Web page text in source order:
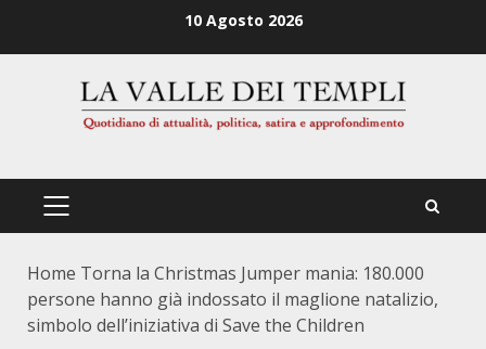
10 Agosto 2026
PRIMÄRES
Home Torna la Christmas Jumper mania: 180.000
persone hanno già indossato il maglione natalizio,
simbolo dell’iniziativa di Save the Children